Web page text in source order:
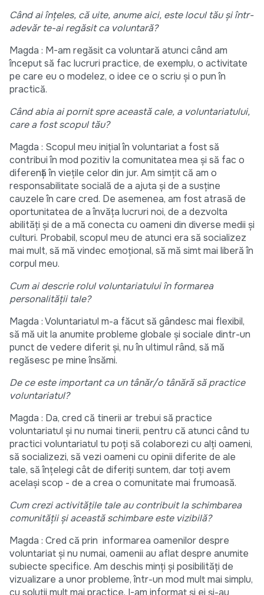
Când ai înțeles, că uite, anume aici, este locul tău și într-
adevăr te-ai regăsit ca voluntară?
Magda : M-am regăsit ca voluntară atunci când am
început să fac lucruri practice, de exemplu, o activitate
pe care eu o modelez, o idee ce o scriu și o pun în
practică.
Când abia ai pornit spre această cale, a voluntariatului,
care a fost scopul tău?
Magda : Scopul meu inițial în voluntariat a fost să
contribui în mod pozitiv la comunitatea mea și să fac o
diferență în viețile celor din jur. Am simțit că am o
responsabilitate socială de a ajuta și de a susține
cauzele în care cred. De asemenea, am fost atrasă de
oportunitatea de a învăța lucruri noi, de a dezvolta
abilități și de a mă conecta cu oameni din diverse medii și
culturi. Probabil, scopul meu de atunci era să socializez
mai mult, să mă vindec emoțional, să mă simt mai liberă în
corpul meu.
Cum ai descrie rolul voluntariatului în formarea
personalității tale?
Magda : Voluntariatul m-a făcut să gândesc mai flexibil,
să mă uit la anumite probleme globale și sociale dintr-un
punct de vedere diferit și, nu în ultimul rând, să mă
regăsesc pe mine însămi.
De ce este important ca un tânăr/o tânără să practice
voluntariatul?
Magda : Da, cred că tinerii ar trebui să practice
voluntariatul și nu numai tinerii, pentru că atunci când tu
practici voluntariatul tu poți să colaborezi cu alți oameni,
să socializezi, să vezi oameni cu opinii diferite de ale
tale, să înțelegi cât de diferiți suntem, dar toți avem
același scop - de a crea o comunitate mai frumoasă.
Cum crezi activitățile tale au contribuit la schimbarea
comunității și această schimbare este vizibilă?
Magda : Cred că prin informarea oamenilor despre
voluntariat și nu numai, oamenii au aflat despre anumite
subiecte specifice. Am deschis minți și posibilități de
vizualizare a unor probleme, într-un mod mult mai simplu,
cu soluții mult mai practice. I-am informat și ei și-au